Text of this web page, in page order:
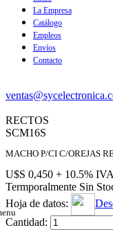
La Empresa
Catálogo
Empleos
Envíos
Contacto
RECTOS
SCM16S
MACHO P/CI C/OREJAS
U$S 0,450 + 10.5%
Termporalmente Sin
Hoja de datos:
Cantidad: